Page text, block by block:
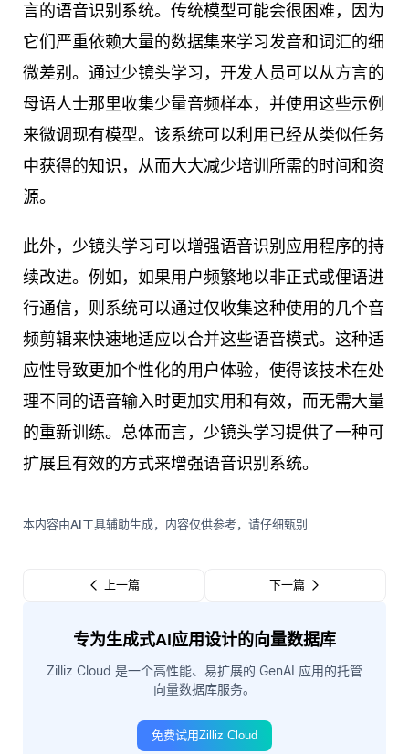
言的语音识别系统。传统模型可能会很困难，因为
它们严重依赖大量的数据集来学习发音和词汇的细
微差别。通过少镜头学习，开发人员可以从方言的
母语人士那里收集少量音频样本，并使用这些示例
来微调现有模型。该系统可以利用已经从类似任务
中获得的知识，从而大大减少培训所需的时间和资
源。
此外，少镜头学习可以增强语音识别应用程序的持
续改进。例如，如果用户频繁地以非正式或俚语进
行通信，则系统可以通过仅收集这种使用的几个音
频剪辑来快速地适应以合并这些语音模式。这种适
应性导致更加个性化的用户体验，使得该技术在处
理不同的语音输入时更加实用和有效，而无需大量
的重新训练。总体而言，少镜头学习提供了一种可
扩展且有效的方式来增强语音识别系统。
本内容由AI工具辅助生成，内容仅供参考，请仔细甄别
上一篇 下一篇
专为生成式AI应用设计的向量数据库
Zilliz Cloud 是一个高性能、易扩展的 GenAI 应用的托管
向量数据库服务。
免费试用Zilliz Cloud